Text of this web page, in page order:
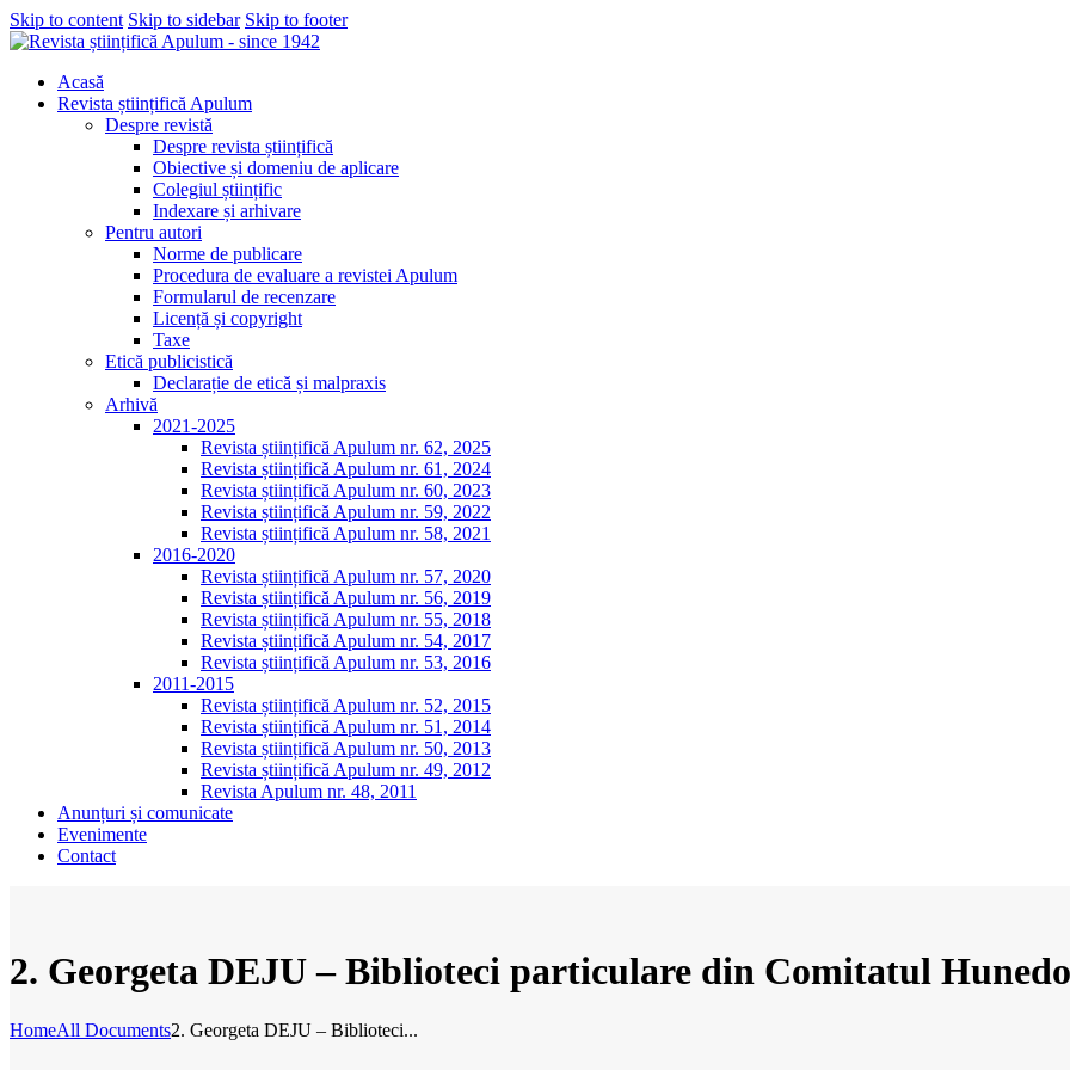
Skip to content Skip to sidebar Skip to footer
Acasă
Revista științifică Apulum
Despre revistă
Despre revista științifică
Obiective și domeniu de aplicare
Colegiul științific
Indexare și arhivare
Pentru autori
Norme de publicare
Procedura de evaluare a revistei Apulum
Formularul de recenzare
Licență și copyright
Taxe
Etică publicistică
Declarație de etică și malpraxis
Arhivă
2021-2025
Revista științifică Apulum nr. 62, 2025
Revista științifică Apulum nr. 61, 2024
Revista științifică Apulum nr. 60, 2023
Revista științifică Apulum nr. 59, 2022
Revista științifică Apulum nr. 58, 2021
2016-2020
Revista științifică Apulum nr. 57, 2020
Revista științifică Apulum nr. 56, 2019
Revista științifică Apulum nr. 55, 2018
Revista științifică Apulum nr. 54, 2017
Revista științifică Apulum nr. 53, 2016
2011-2015
Revista științifică Apulum nr. 52, 2015
Revista științifică Apulum nr. 51, 2014
Revista științifică Apulum nr. 50, 2013
Revista științifică Apulum nr. 49, 2012
Revista Apulum nr. 48, 2011
Anunțuri și comunicate
Evenimente
Contact
2. Georgeta DEJU – Biblioteci particulare din Comitatul
HomeAll Documents2. Georgeta DEJU – Biblioteci...